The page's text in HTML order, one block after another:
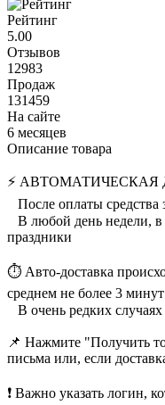
Рейтинг
5.00
Отзывов
12983
Продаж
131459
На сайте
6 месяцев
Описание товара
⚡️ АВТОМАТИЧЕСКАЯ
⠀После оплаты
⠀В любой день недели,
праздники
⏱️ Авто-доставка
среднем не более 3 минут
⠀В очень редких
📌 Нажмите "Получить
письма или, если
❗️ Важно указать логин,